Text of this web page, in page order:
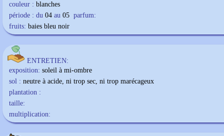
couleur : blanches
période : du 04 au 05 parfum:
fruits: baies bleu noir
ENTRETIEN:
exposition: soleil à mi-ombre
sol : neutre à acide, ni trop sec, ni trop marécageux
plantation :
taille:
multiplication: